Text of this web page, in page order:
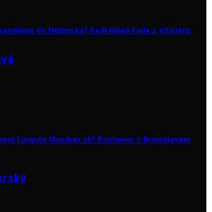
do Německa? Radí Milan Fiala z eVisions
funguje Muziker.sk? Rozhovor s Bronislavem